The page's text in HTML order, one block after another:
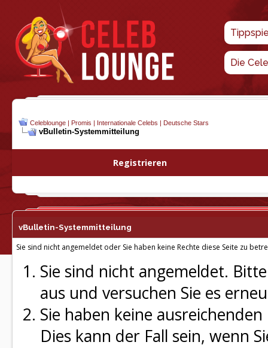
Die
Celeblounge | Promis | Internationale Celebs | Deutsche Stars
vBulletin-Systemmitteilung
Registrieren
vBulletin-Systemmitteilung
Sie sind nicht angemeldet oder Sie haben keine Rechte diese Seite zu
Sie sind nicht angemeldet.
aus und versuchen Sie es
Sie haben keine
Dies kann der Fall sein, wenn